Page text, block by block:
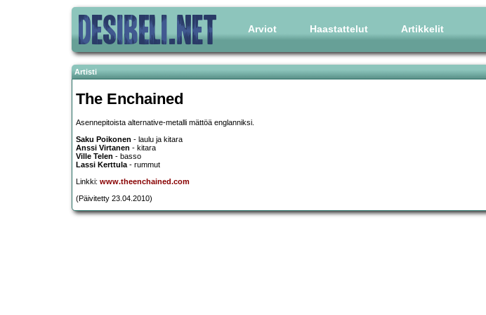
Arviot Haastattelut Artikkelit
Artisti
The Enchained
Asennepitoista alternative-metalli mättöä englanniksi.
Saku Poikonen - laulu ja kitara
Anssi Virtanen - kitara
Ville Telen - basso
Lassi Kerttula- rummut
Linkki: www.theenchained.com
(Päivitetty 23.04.2010)